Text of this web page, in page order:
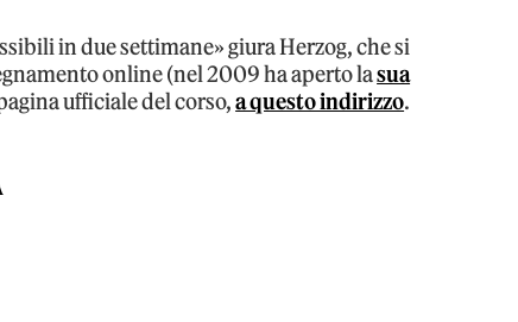
in due settimane» giura Herzog, che si
online (nel 2009 ha aperto lasua
ufficiale del corso,a questo indirizzo.